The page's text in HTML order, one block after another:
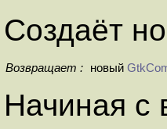
Создаёт
Возвращает : новый
Начиная с